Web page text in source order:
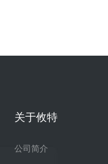
关于攸特
公司简介